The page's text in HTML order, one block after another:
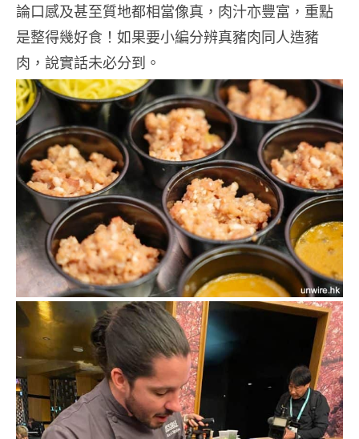
論口感及甚至質地都相當像真，肉汁亦豐富，重點
是整得幾好食！如果要小編分辨真豬肉同人造豬
肉，說實話未必分到。